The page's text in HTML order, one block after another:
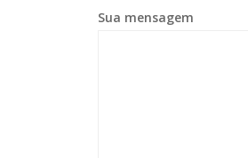
Sua mensagem